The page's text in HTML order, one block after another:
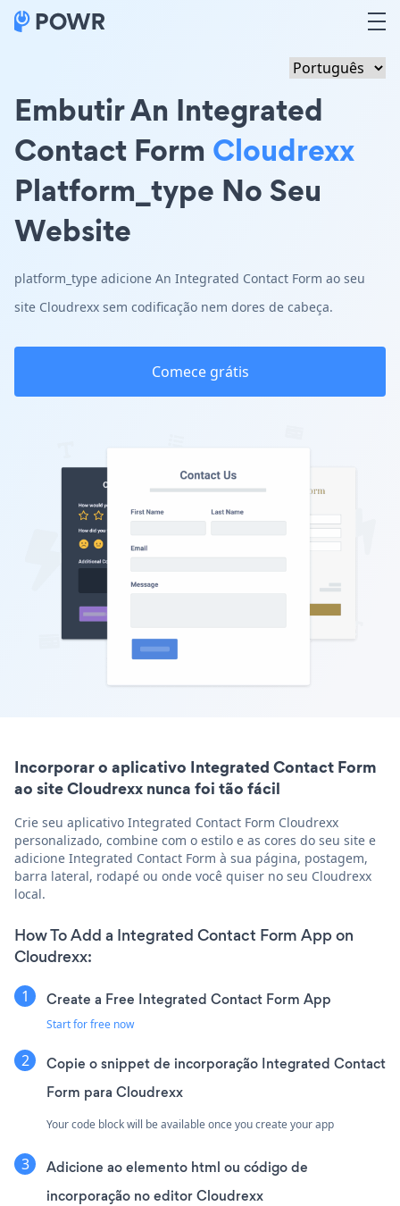
Embutir An Integrated
Contact Form Cloudrexx
Platform_type No Seu
Website
platform_type adicione An Integrated Contact Form ao seu
site Cloudrexx sem codificação nem dores de cabeça.
Comece grátis
Incorporar o aplicativo Integrated Contact Form
ao site Cloudrexx nunca foi tão fácil
Crie seu aplicativo Integrated Contact Form Cloudrexx
personalizado, combine com o estilo e as cores do seu site e
adicione Integrated Contact Form à sua página, postagem,
barra lateral, rodapé ou onde você quiser no seu Cloudrexx
local.
How To Add a Integrated Contact Form App on
Cloudrexx:
Create a Free Integrated Contact Form App
Start for free now
Copie o snippet de incorporação Integrated Contact
Form para Cloudrexx
Your code block will be available once you create your app
Adicione ao elemento html ou código de
incorporação no editor Cloudrexx